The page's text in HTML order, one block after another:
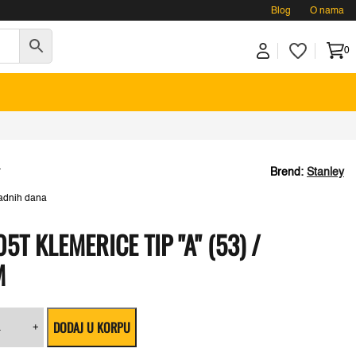
Blog O nama
0
Brend: Stanley
dana
KLEMERICE TIP "A" (53) /
+ DODAJ U KORPU